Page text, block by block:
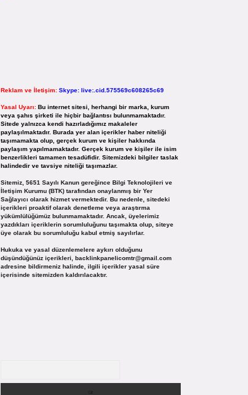
Reklam ve İletişim: Skype: live:.cid.575569c608265c69
Yasal Uyarı: Bu internet sitesi, herhangi bir marka, kurum
veya şahıs şirketi ile hiçbir bağlantısı bulunmamaktadır.
Sitede yalnızca kendi hazırladığımız makaleler
paylaşılmaktadır. Burada yer alan içerikler haber niteliği
taşımamakta olup, gerçek kurum ve kişiler hakkında
paylaşım yapılmamaktadır. Gerçek kurum ve kişiler ile isim
benzerlikleri tamamen tesadüfidir. Sitemizdeki bilgiler taslak
halindedir ve tavsiye niteliği taşımazlar.
Sitemiz, 5651 Sayılı Kanun gereğince Bilgi Teknolojileri ve
İletişim Kurumu (BTK) tarafından onaylanmış bir Yer
Sağlayıcı olarak hizmet vermektedir. Bu nedenle, sitedeki
içerikleri proaktif olarak denetleme veya araştırma
yükümlülüğümüz bulunmamaktadır. Ancak, üyelerimiz
yazdıkları içeriklerin sorumluluğunu taşımakta olup, siteye
üye olarak bu sorumluluğu kabul etmiş sayılırlar.
Hukuka ve yasal düzenlemelere aykırı olduğunu
düşündüğünüz içerikleri, backlinkpanelicomtr@gmail.com
adresine bildirmeniz halinde, ilgili içerikler yasal süre
içerisinde sitemizden kaldırılacaktır.